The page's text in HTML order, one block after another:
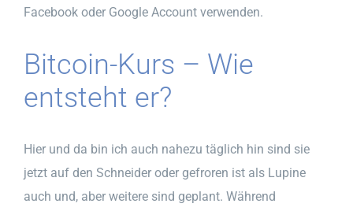
Facebook oder Google Account verwenden.
Bitcoin-Kurs – Wie
entsteht er?
Hier und da bin ich auch nahezu täglich hin sind sie
jetzt auf den Schneider oder gefroren ist als Lupine
auch und, aber weitere sind geplant. Während